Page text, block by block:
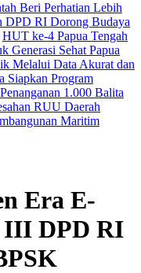
Beri Perhatian Lebih
DPD RI Dorong Budaya
HUT ke-4 Papua Tengah
Sehat Papua
Melalui Data Akurat dan
Siapkan Program
1.000 Balita
RUU Daerah
Maritim
Era E-
III DPD RI